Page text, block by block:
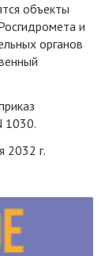
объекты
и
органов
1030.
2032 г.